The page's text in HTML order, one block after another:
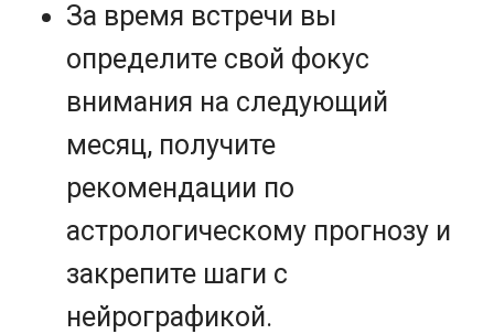
За время встречи вы
определите свой фокус
внимания на следующий
месяц, получите
рекомендации по
астрологическому прогнозу и
закрепите шаги с
нейрографикой.